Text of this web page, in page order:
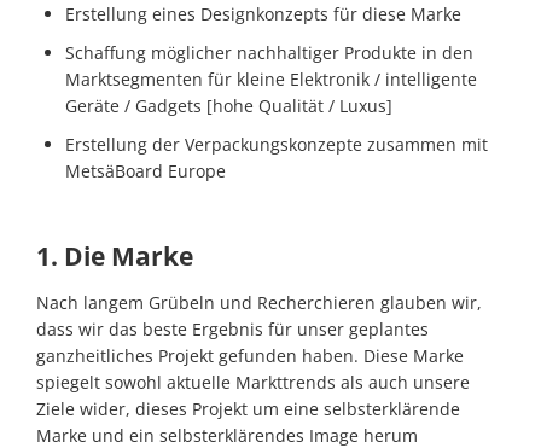
Erstellung eines Designkonzepts für diese Marke
Schaffung möglicher nachhaltiger Produkte in den
Marktsegmenten für kleine Elektronik / intelligente
Geräte / Gadgets [hohe Qualität / Luxus]
Erstellung der Verpackungskonzepte zusammen mit
MetsäBoard Europe
1. Die Marke
Nach langem Grübeln und Recherchieren glauben wir,
dass wir das beste Ergebnis für unser geplantes
ganzheitliches Projekt gefunden haben. Diese Marke
spiegelt sowohl aktuelle Markttrends als auch unsere
Ziele wider, dieses Projekt um eine selbsterklärende
Marke und ein selbsterklärendes Image herum